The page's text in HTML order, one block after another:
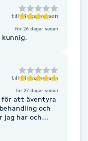
till Ulrika Iversen
för 26 dagar sedan
kunnig.
till Ulrika Iversen
för 27 dagar sedan
för att äventyra
och
jag har och
för